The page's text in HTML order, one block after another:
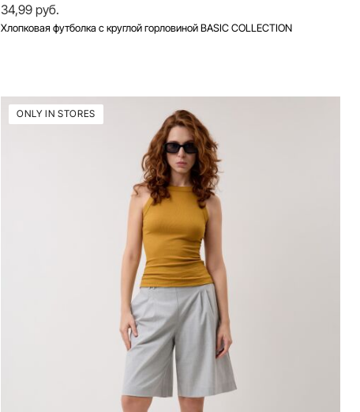
34,99 руб.
Хлопковая футболка с круглой горловиной BASIC COLLECTION
ONLY IN STORES